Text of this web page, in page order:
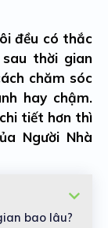
đều có thắc
thời gian
chăm sóc
hay chậm.
tiết hơn thì
Người Nhà
bao lâu?